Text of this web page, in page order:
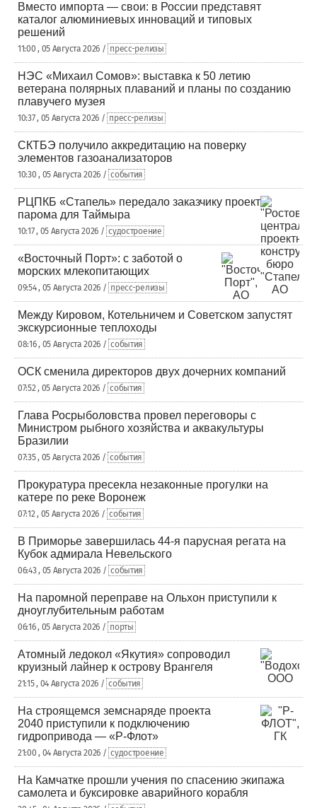
Вместо импорта — свои: в России представят
каталог алюминиевых инноваций и типовых
решений
11:00 , 05 Августа 2026 / пресс-релизы
НЭС «Михаил Сомов»: выставка к 50 летию
ветерана полярных плаваний и планы по созданию
плавучего музея
10:37 , 05 Августа 2026 / пресс-релизы
СКТБЭ получило аккредитацию на поверку
элементов газоанализаторов
10:30 , 05 Августа 2026 / события
РЦПКБ «Стапель» передало заказчику проект
парома для Таймыра
10:17 , 05 Августа 2026 / судостроение
«Восточный Порт»: с заботой о
морских млекопитающих
09:54 , 05 Августа 2026 / пресс-релизы
Между Кировом, Котельничем и Советском запустят
экскурсионные теплоходы
08:16 , 05 Августа 2026 / события
ОСК сменила директоров двух дочерних компаний
07:52 , 05 Августа 2026 / события
Глава Росрыболовства провел переговоры с
Министром рыбного хозяйства и аквакультуры
Бразилии
07:35 , 05 Августа 2026 / события
Прокуратура пресекла незаконные прогулки на
катере по реке Воронеж
07:12 , 05 Августа 2026 / события
В Приморье завершилась 44-я парусная регата на
Кубок адмирала Невельского
06:43 , 05 Августа 2026 / события
На паромной переправе на Ольхон приступили к
дноуглубительным работам
06:16 , 05 Августа 2026 / порты
Атомный ледокол «Якутия» сопроводил
круизный лайнер к острову Врангеля
21:15 , 04 Августа 2026 / события
На строящемся земснаряде проекта
2040 приступили к подключению
гидропривода — «Р-Флот»
21:00 , 04 Августа 2026 / судостроение
На Камчатке прошли учения по спасению экипажа
самолета и буксировке аварийного корабля